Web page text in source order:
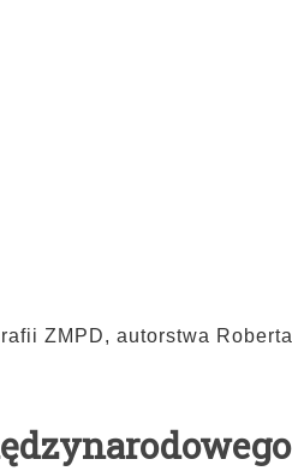
ZMPD, autorstwa Roberta